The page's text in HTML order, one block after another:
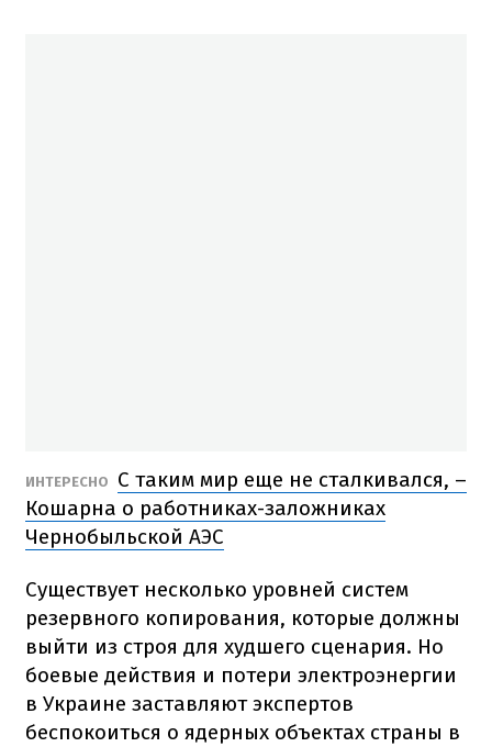
ИНТЕРЕСНО
С таким мир еще не сталкивался, –
Кошарна о работниках-заложниках
Чернобыльской АЭС
Существует несколько уровней систем
резервного копирования, которые должны
выйти из строя для худшего сценария. Но
боевые действия и потери электроэнергии
в Украине заставляют экспертов
беспокоиться о ядерных объектах страны в